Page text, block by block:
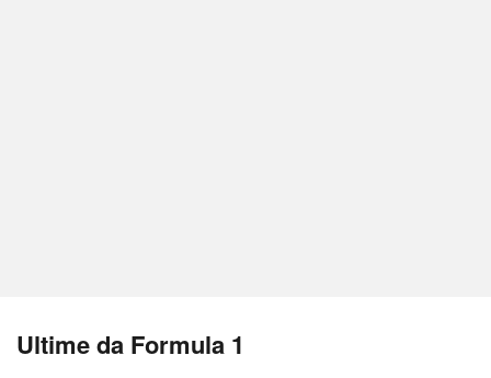
Ultime da Formula 1